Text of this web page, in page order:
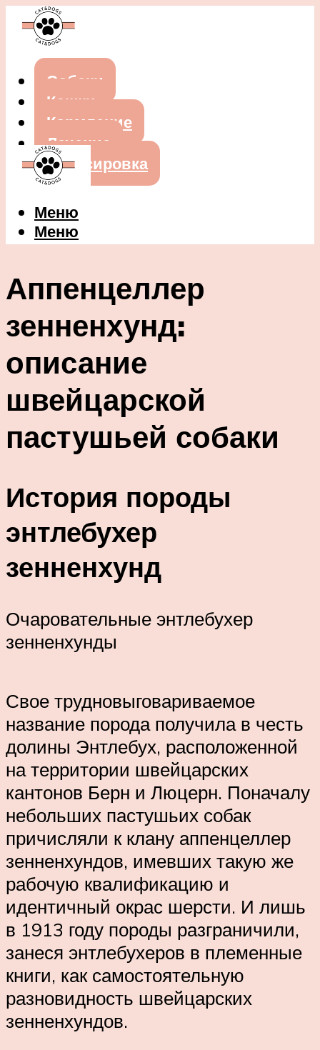
Собаки
Кошки
Кормление
Лечение
Дрессировка
Меню
Меню
Аппенцеллер
зенненхунд:
описание
швейцарской
пастушьей собаки
История породы
энтлебухер
зенненхунд
Очаровательные энтлебухер
зенненхунды
Свое трудновыговариваемое
название порода получила в честь
долины Энтлебух, расположенной
на территории швейцарских
кантонов Берн и Люцерн. Поначалу
небольших пастушьих собак
причисляли к клану аппенцеллер
зенненхундов, имевших такую же
рабочую квалификацию и
идентичный окрас шерсти. И лишь
в 1913 году породы разграничили,
занеся энтлебухеров в племенные
книги, как самостоятельную
разновидность швейцарских
зенненхундов.